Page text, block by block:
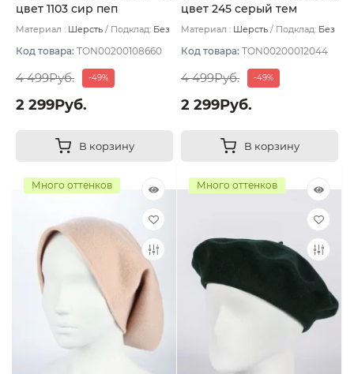
цвет 1103 сир пеп
Материал : Шерсть Подклад: Без
Код товара: TON00200108660
4 499Руб. -49%
2 299Руб.
В корзину
цвет 245 серый тем
Материал : Шерсть Подклад: Без
Код товара: TON00200012044
4 499Руб. -49%
2 299Руб.
В корзину
Много оттенков Много оттенков